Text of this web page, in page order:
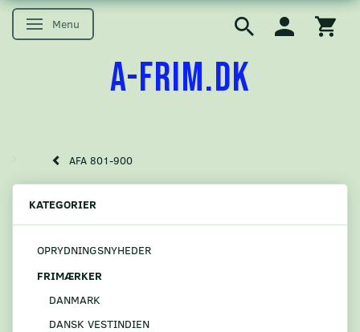
Skifte navigation
Menu
A-FRIM.DK
AFA 801-900
KATEGORIER
OPRYDNINGSNYHEDER
FRIMÆRKER
DANMARK
DANSK VESTINDIEN